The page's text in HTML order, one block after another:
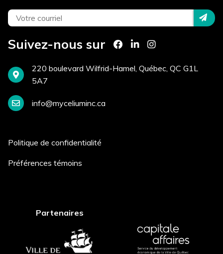
parler de nous? *
Suivez-nous sur
220 boulevard Wilfrid-Hamel, Québec, QC G1L
5A7
info@myceliuminc.ca
Politique de confidentialité
Préférences témoins
Partenaires